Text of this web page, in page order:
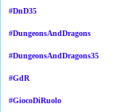
#DnD35
#DungeonsAndDragons
#DungeonsAndDragons35
#GdR
#GiocoDiRuolo